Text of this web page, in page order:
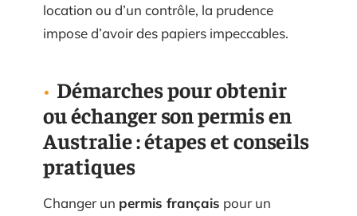
location ou d’un contrôle, la prudence
impose d’avoir des papiers impeccables.
Démarches pour obtenir
ou échanger son permis en
Australie : étapes et conseils
pratiques
Changer un permis français pour un